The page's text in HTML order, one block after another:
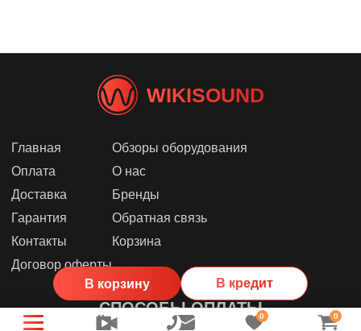
В корзину В кредит
WIKISOUND
Главная
Оплата
Доставка
Гарантия
Контакты
Договор оферты
Обзоры оборудования
О нас
Бренды
Обратная связь
Корзина
СПОСОБЫ ОПЛАТЫ0 0